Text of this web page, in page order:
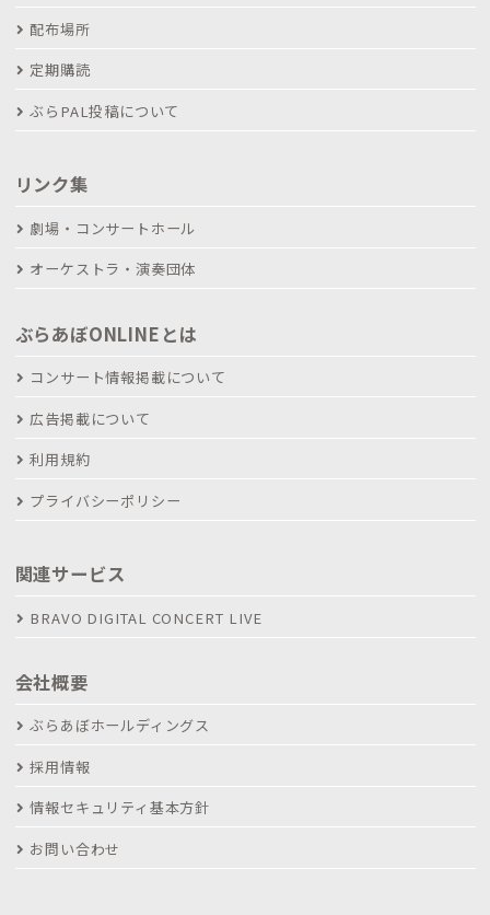
配布場所
定期購読
ぶらPAL投稿について
リンク集
劇場・コンサートホール
オーケストラ・演奏団体
ぶらあぼONLINEとは
コンサート情報掲載について
広告掲載について
利用規約
プライバシーポリシー
関連サービス
BRAVO DIGITAL CONCERT LIVE
会社概要
ぶらあぼホールディングス
採用情報
情報セキュリティ基本方針
お問い合わせ